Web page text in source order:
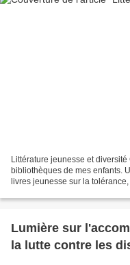
Littérature jeunesse et
bibliothèques de mes enfants.
livres jeunesse sur la
Lumière sur
la lutte contre les